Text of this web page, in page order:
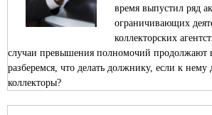
время выпустил ряд
ограничивающих
коллекторских
случаи превышения полномочий продолжают
разберемся, что делать должнику, если к нему
коллекторы?